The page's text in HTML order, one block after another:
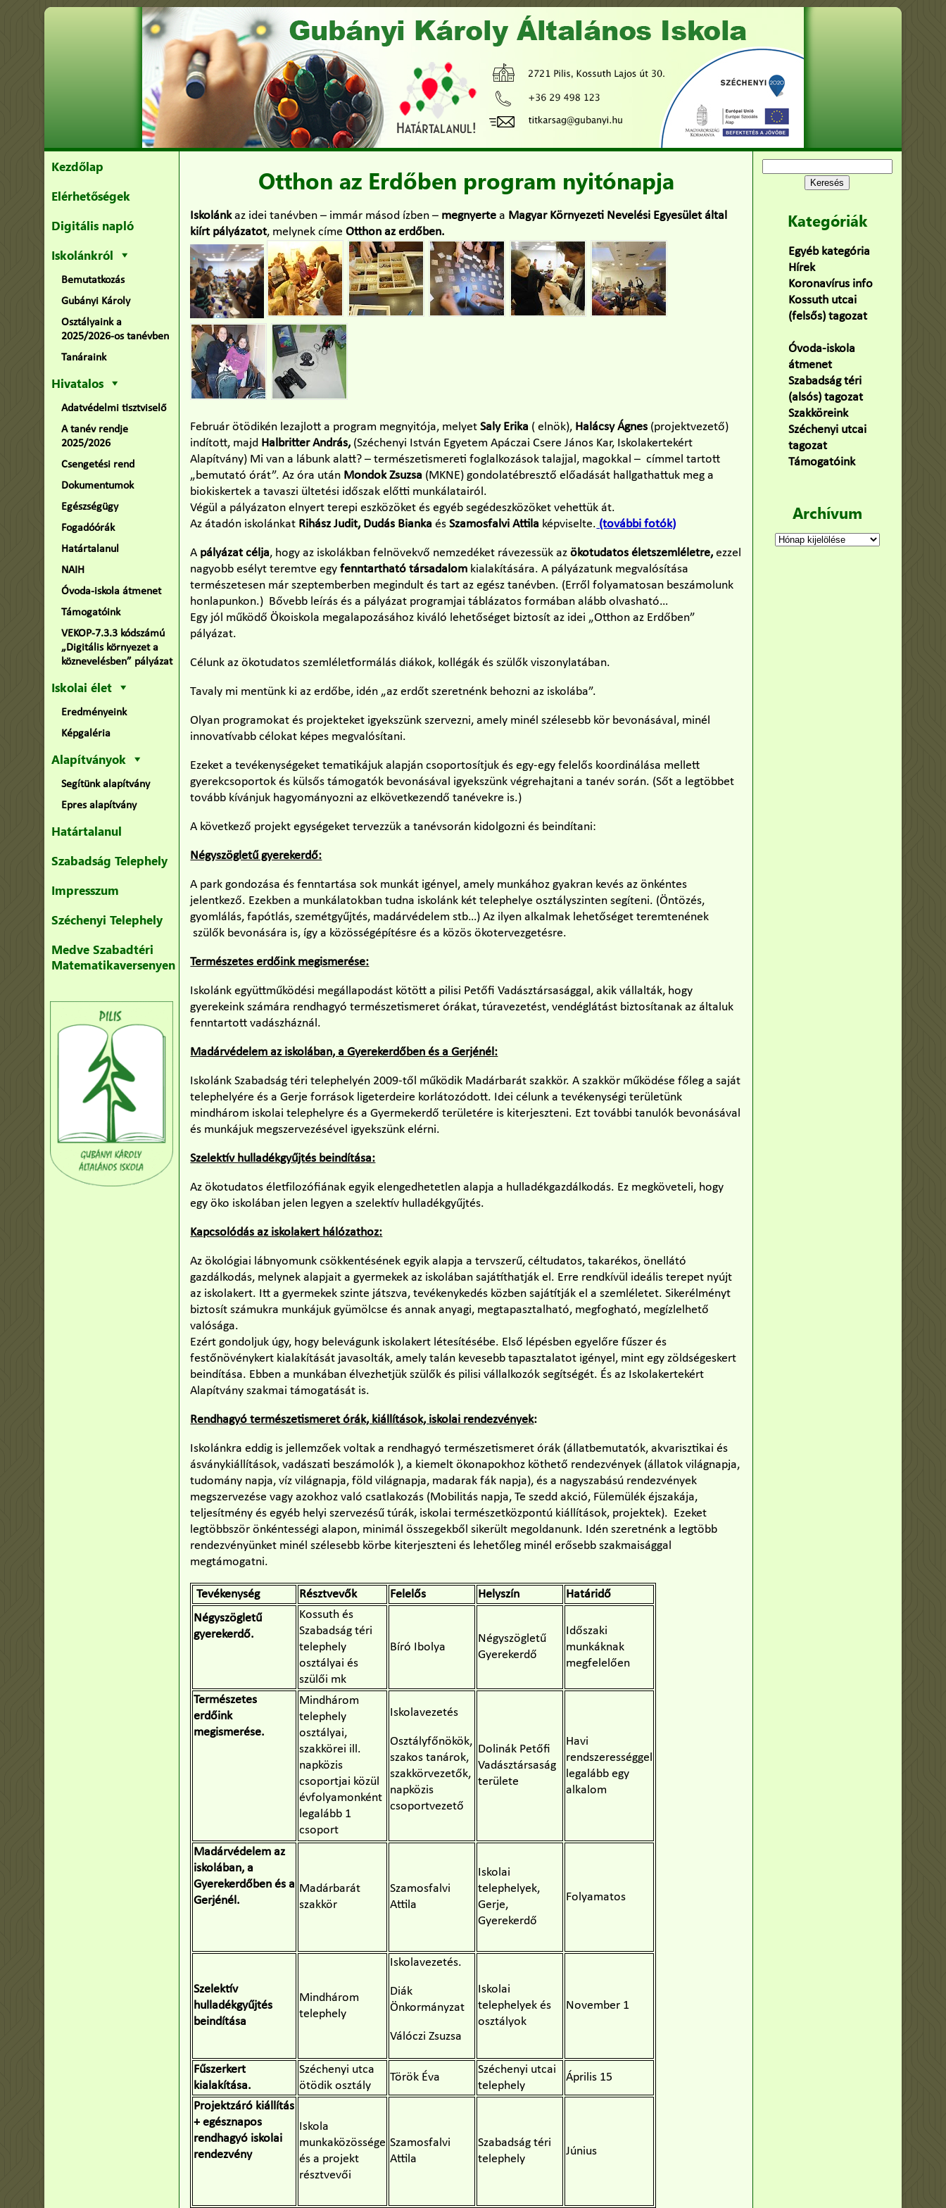
Kezdőlap
Elérhetőségek
Digitális napló
Iskolánkról
Bemutatkozás
Gubányi Károly
Osztályaink a
2025/2026-os tanévben
Tanáraink
Hivatalos
Adatvédelmi tisztviselő
A tanév rendje
2025/2026
Csengetési rend
Dokumentumok
Egészségügy
Fogadóórák
Határtalanul
NAIH
Óvoda-iskola átmenet
Támogatóink
VEKOP-7.3.3 kódszámú
„Digitális környezet a
köznevelésben” pályázat
Iskolai élet
Eredményeink
Képgaléria
Alapítványok
Segítünk alapítvány
Epres alapítvány
Határtalanul
Szabadság Telephely
Impresszum
Széchenyi Telephely
Medve Szabadtéri
Matematikaversenyen
Otthon az Erdőben program nyitónapja
Iskolánkaz idei tanévben – immár másod ízben – megnyerte a Magyar Környezeti Nevelési Egyesület által
kiírt pályázatot, melynek címeOtthon az erdőben.
Február ötödikén lezajlott a program megnyitója, melyetSaly Erika ( elnök), Halácsy Ágnes (projektvezető)
indított, majd Halbritter András, (Széchenyi István Egyetem Apáczai Csere János Kar, Iskolakertekért
Alapítvány) Mi van a lábunk alatt? – természetismereti foglalkozások talajjal, magokkal – címmel tartott
„bemutató órát”. Az óra után Mondok Zsuzsa (MKNE) gondolatébresztő előadását hallgathattuk meg a
biokiskertek a tavaszi ültetési időszak előtti munkálatairól.
Végül a pályázaton elnyert terepi eszközöket és egyéb segédeszközöket vehettük át.
Az átadón iskolánkat Rihász Judit, Dudás Bianka ésSzamosfalvi Attila képviselte. (további fotók)
A pályázat célja, hogy az iskolákban felnövekvő nemzedéket rávezessük azökotudatos életszemléletre, ezzel
nagyobb esélyt teremtve egyfenntartható társadalom kialakítására. A pályázatunk megvalósítása
természetesen már szeptemberben megindult és tart az egész tanévben. (Erről folyamatosan beszámolunk
honlapunkon.) Bővebb leírás és a pályázat programjai táblázatos formában alább olvasható…
Egy jól működő Ökoiskola megalapozásához kiváló lehetőséget biztosít az idei „Otthon az Erdőben”
pályázat.
Célunk az ökotudatos szemléletformálás diákok, kollégák és szülők viszonylatában.
Tavaly mi mentünk ki az erdőbe, idén „az erdőt szeretnénk behozni az iskolába”.
Olyan programokat és projekteket igyekszünk szervezni, amely minél szélesebb kör bevonásával, minél
innovatívabb célokat képes megvalósítani.
Ezeket a tevékenységeket tematikájuk alapján csoportosítjuk és egy-egy felelős koordinálása mellett
gyerekcsoportok és külsős támogatók bevonásával igyekszünk végrehajtani a tanév során. (Sőt a legtöbbet
tovább kívánjuk hagyományozni az elkövetkezendő tanévekre is.)
A következő projekt egységeket tervezzük a tanévsorán kidolgozni és beindítani:
Négyszögletű gyerekerdő:
A park gondozása és fenntartása sok munkát igényel, amely munkához gyakran kevés az önkéntes
jelentkező. Ezekben a munkálatokban tudna iskolánk két telephelye osztályszinten segíteni. (Öntözés,
gyomlálás, fapótlás, szemétgyűjtés, madárvédelem stb…) Az ilyen alkalmak lehetőséget teremtenének
szülők bevonására is, így a közösségépítésre és a közös ökotervezgetésre.
Természetes erdőink megismerése:
Iskolánk együttműködési megállapodást kötött a pilisi Petőfi Vadásztársasággal, akik vállalták, hogy
gyerekeink számára rendhagyó természetismeret órákat, túravezetést, vendéglátást biztosítanak az általuk
fenntartott vadászháznál.
Madárvédelem az iskolában, a Gyerekerdőben és a Gerjénél:
Iskolánk Szabadság téri telephelyén 2009-től működik Madárbarát szakkör. A szakkör működése főleg a saját
telephelyére és a Gerje források ligeterdeire korlátozódott. Idei célunk a tevékenységi területünk
mindhárom iskolai telephelyre és a Gyermekerdő területére is kiterjeszteni. Ezt további tanulók bevonásával
és munkájuk megszervezésével igyekszünk elérni.
Szelektív hulladékgyűjtés beindítása:
Az ökotudatos életfilozófiának egyik elengedhetetlen alapja a hulladékgazdálkodás. Ez megköveteli, hogy
egy öko iskolában jelen legyen a szelektív hulladékgyűjtés.
Kapcsolódás az iskolakert hálózathoz:
Az ökológiai lábnyomunk csökkentésének egyik alapja a tervszerű, céltudatos, takarékos, önellátó
gazdálkodás, melynek alapjait a gyermekek az iskolában sajátíthatják el. Erre rendkívül ideális terepet nyújt
az iskolakert. Itt a gyermekek szinte játszva, tevékenykedés közben sajátítják el a szemléletet. Sikerélményt
biztosít számukra munkájuk gyümölcse és annak anyagi, megtapasztalható, megfogható, megízlelhető
valósága.
Ezért gondoljuk úgy, hogy belevágunk iskolakert létesítésébe. Első lépésben egyelőre fűszer és
festőnövénykert kialakítását javasolták, amely talán kevesebb tapasztalatot igényel, mint egy zöldségeskert
beindítása. Ebben a munkában élvezhetjük szülők és pilisi vállalkozók segítségét. És az Iskolakertekért
Alapítvány szakmai támogatását is.
Rendhagyó természetismeret órák, kiállítások, iskolai rendezvények:
Iskolánkra eddig is jellemzőek voltak a rendhagyó természetismeret órák (állatbemutatók, akvarisztikai és
ásványkiállítások, vadászati beszámolók ), a kiemelt ökonapokhoz köthető rendezvények (állatok világnapja,
tudomány napja, víz világnapja, föld világnapja, madarak fák napja), és a nagyszabású rendezvények
megszervezése vagy azokhoz való csatlakozás (Mobilitás napja, Te szedd akció, Fülemülék éjszakája,
teljesítmény és egyéb helyi szervezésű túrák, iskolai természetközpontú kiállítások, projektek). Ezeket
legtöbbször önkéntességi alapon, minimál összegekből sikerült megoldanunk. Idén szeretnénk a legtöbb
rendezvényünket minél szélesebb körbe kiterjeszteni és lehetőleg minél erősebb szakmaisággal
megtámogatni.
Tevékenység Résztvevők Felelős Helyszín
Határidő
Négyszögletű
gyerekerdő.
Kossuth és
Szabadság téri
telephely
osztályai és
szülői mk
Bíró Ibolya
Négyszögletű
Gyerekerdő
Időszaki
munkáknak
megfelelően
Természetes
erdőink
megismerése.
Mindhárom
telephely
osztályai,
szakkörei ill.
napközis
csoportjai közül
évfolyamonként
legalább 1
csoport
Iskolavezetés
Osztályfőnökök,
szakos tanárok,
szakkörvezetők,
napközis
csoportvezető
Dolinák Petőfi
Vadásztársaság
területe
Havi
rendszerességgel
legalább egy
alkalom
Madárvédelem az
iskolában, a
Gyerekerdőben és a
Gerjénél.
Madárbarát
szakkör
Szamosfalvi
Attila
Iskolai
telephelyek,
Gerje,
Gyerekerdő
Folyamatos
Szelektív
hulladékgyűjtés
beindítása
Mindhárom
telephely
Iskolavezetés.
Diák
Önkormányzat
Válóczi Zsuzsa
Iskolai
telephelyek és
osztályok
November 1
Fűszerkert
kialakítása.
Széchenyi utca
ötödik osztály
Török Éva
Széchenyi utcai
telephely
Április 15
Projektzáró kiállítás
+ egésznapos
rendhagyó iskolai
rendezvény
Iskola
munkaközössége
és a projekt
résztvevői
Szamosfalvi
Attila
Szabadság téri
telephely
Június
Kategóriák
Egyéb kategória
Hírek(478)
Koronavírus info(2)
Kossuth utcai
(felsős) tagozat
Óvoda-iskola
átmenet(22)
Szabadság téri
(alsós) tagozat(160)
Szakköreink(3)
Széchenyi utcai
tagozat(141)
Támogatóink(9)
Archívum
Archívum